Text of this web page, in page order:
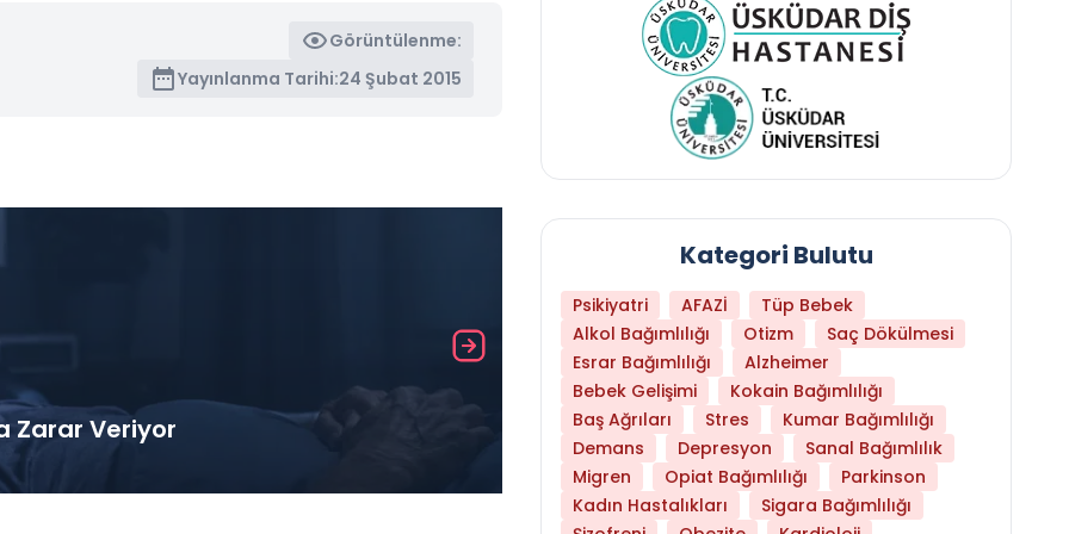
Görüntülenme:
Yayınlanma Tarihi:24 Şubat 2015
Zarar Veriyor Libido Yüksekliği
Kategori Bulutu
Psikiyatri AFAZİ
Tüp Bebek
Alkol Bağımlılığı
Otizm
Saç Dökülmesi
Esrar Bağımlılığı
Alzheimer
Bebek Gelişimi
Kokain Bağımlılığı
Baş Ağrıları
Stres
Kumar Bağımlılığı
Demans
Depresyon
Sanal Bağımlılık
Migren
Opiat Bağımlılığı
Parkinson
Kadın Hastalıkları
Sigara Bağımlılığı